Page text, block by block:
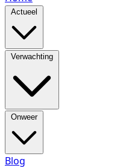
Actueel
Verwachting
Onweer
Blog